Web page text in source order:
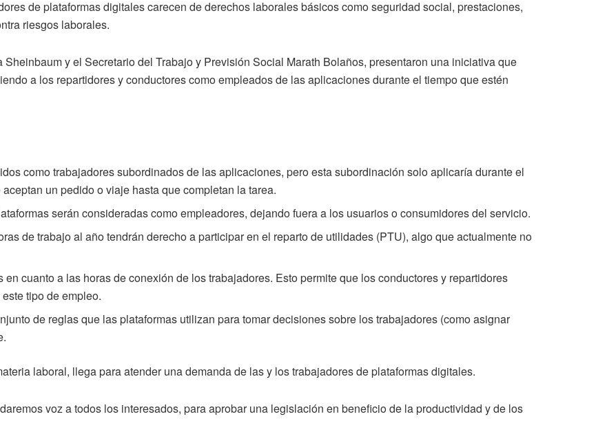
de plataformas digitales carecen de derechos laborales básicos como seguridad social, prestaciones,
riesgos laborales.
y el Secretario del Trabajo y Previsión Social Marath Bolaños, presentaron una iniciativa que
a los repartidores y conductores como empleados de las aplicaciones durante el tiempo que estén
como trabajadores subordinados de las aplicaciones, pero esta subordinación solo aplicaría durante el
un pedido o viaje hasta que completan la tarea.
serán consideradas como empleadores, dejando fuera a los usuarios o consumidores del servicio.
de trabajo al año tendrán derecho a participar en el reparto de utilidades (PTU), algo que actualmente no
cuanto a las horas de conexión de los trabajadores. Esto permite que los conductores y repartidores
tipo de empleo.
de reglas que las plataformas utilizan para tomar decisiones sobre los trabajadores (como asignar
laboral, llega para atender una demanda de las y los trabajadores de plataformas digitales.
voz a todos los interesados, para aprobar una legislación en beneficio de la productividad y de los